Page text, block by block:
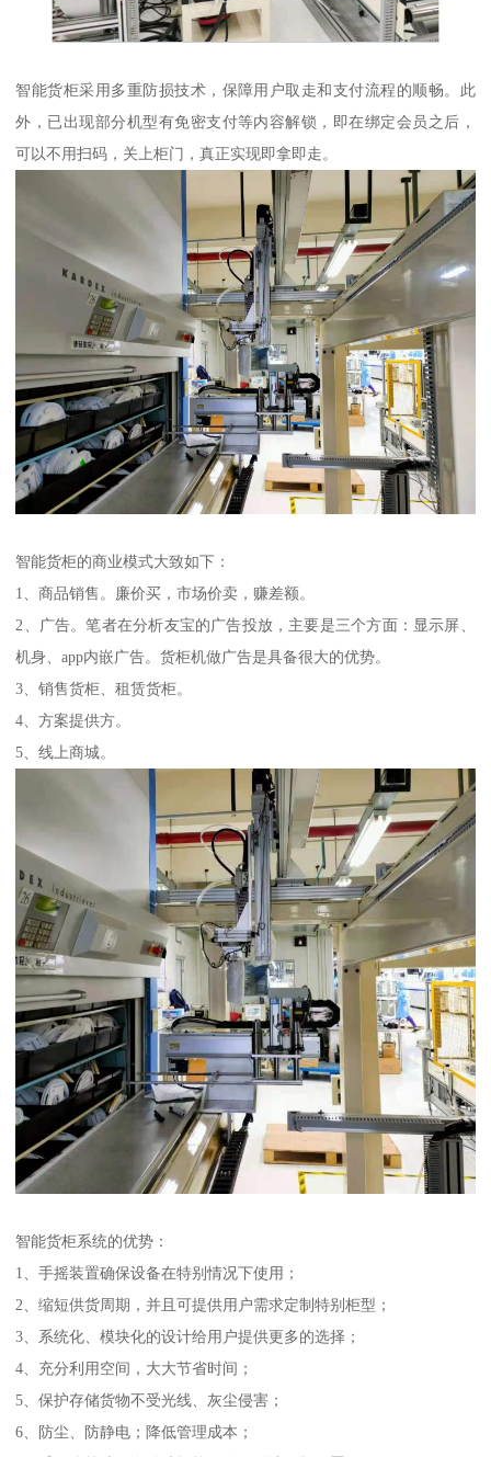
智能货柜采用多重防损技术，保障用户取走和支付流程的顺畅。此
外，已出现部分机型有免密支付等内容解锁，即在绑定会员之后，
可以不用扫码，关上柜门，真正实现即拿即走。
智能货柜的商业模式大致如下：
1、商品销售。廉价买，市场价卖，赚差额。
2、广告。笔者在分析友宝的广告投放，主要是三个方面：显示屏、
机身、app内嵌广告。货柜机做广告是具备很大的优势。
3、销售货柜、租赁货柜。
4、方案提供方。
5、线上商城。
智能货柜系统的优势：
1、手摇装置确保设备在特别情况下使用；
2、缩短供货周期，并且可提供用户需求定制特别柜型；
3、系统化、模块化的设计给用户提供更多的选择；
4、充分利用空间，大大节省时间；
5、保护存储货物不受光线、灰尘侵害；
6、防尘、防静电；降低管理成本；